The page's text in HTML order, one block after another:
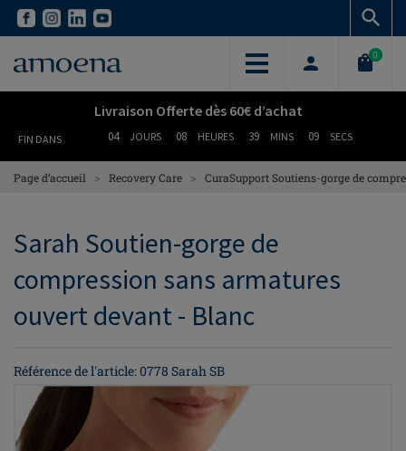
Skip
content
Skip
content
0
Livraison Offerte dès 60€ d’achat
FIN DANS 04 JOURS 08 HEURES 39 MINS 08 SECS
Page d’accueil > Recovery Care > CuraSupport Soutiens-gorge de
Sarah Soutien-gorge de
compression sans armatures
ouvert devant - Blanc
Référence de l'article: 0778 Sarah SB